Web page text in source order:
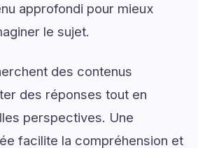
approfondi pour mieux
le sujet.
des contenus
des réponses tout en
perspectives. Une
facilite la compréhension et